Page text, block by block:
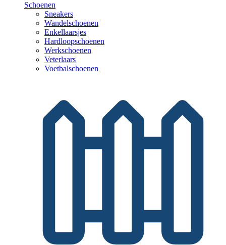
Schoenen
Sneakers
Wandelschoenen
Enkellaarsjes
Hardloopschoenen
Werkschoenen
Veterlaars
Voetbalschoenen